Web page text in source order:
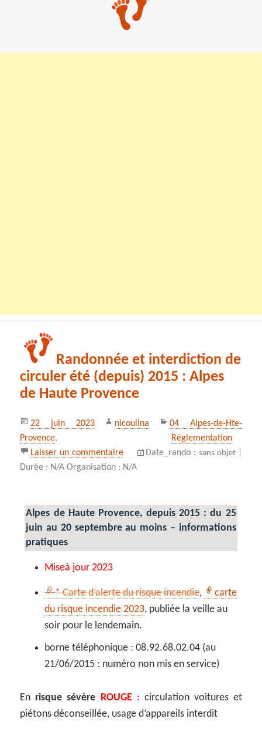
Randonnée et interdiction de
circuler été (depuis) 2015 : Alpes
de Haute Provence
Publié
le
22 juin 2023 Auteur
nicoulina Catégories
04 Alpes-de-Hte-
Provence, Réglementation
Laisser un commentairesur Randonnée et interdiction de
Date_rando : sans objet |
Durée : N/A Organisation : N/A
Alpes de Haute Provence, depuis 2015 : du 25
juin au 20 septembre au moins – informations
pratiques
Miseà jour 2023
* Carte d’alerte du risque incendie,
carte
du risque incendie 2023, publiée la veille au
soir pour le lendemain.
borne téléphonique : 08.92.68.02.04 (au
21/06/2015 : numéro non mis en service)
En risque sévère ROUGE: circulation voitures et
piétons déconseillée, usage d’appareils interdit